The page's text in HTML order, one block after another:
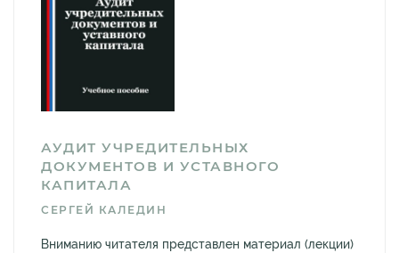
АУДИТ УЧРЕДИТЕЛЬНЫХ
ДОКУМЕНТОВ И УСТАВНОГО
КАПИТАЛА
СЕРГЕЙ КАЛЕДИН
Вниманию читателя представлен материал (лекции)